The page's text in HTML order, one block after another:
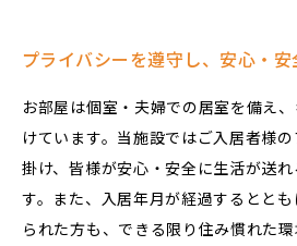
プライバシーを遵守し、安心・安
お部屋は個室・夫婦での居室を備え
けています。当施設ではご入居者様
掛け、皆様が安心・安全に生活が送
す。また、入居年月が経過するとと
られた方も、できる限り住み慣れた